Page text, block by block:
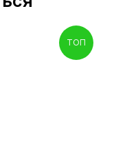
ТОП